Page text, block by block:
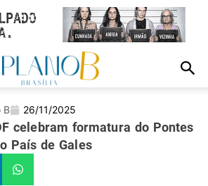
B 26/11/2025
celebram formatura do Pontes
País de Gales